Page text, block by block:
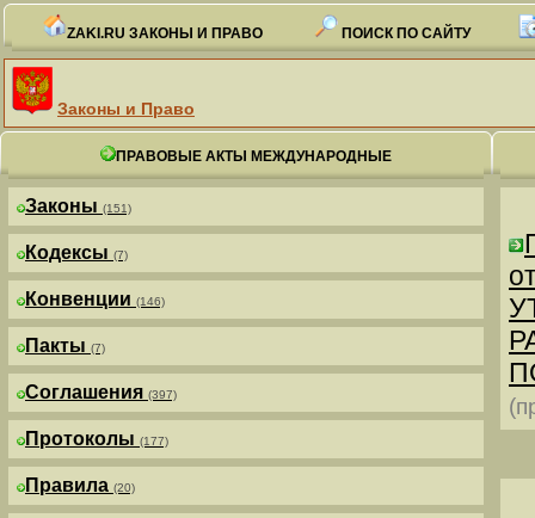
ZAKI.RU ЗАКОНЫ И ПРАВО ПОИСК ПО САЙТУ
Законы и Право
ПРАВОВЫЕ АКТЫ МЕЖДУНАРОДНЫЕ
Законы (151)
Кодексы (7)
Конвенции (146)
Пакты (7)
Соглашения (397)
Протоколы (177)
Правила (20)